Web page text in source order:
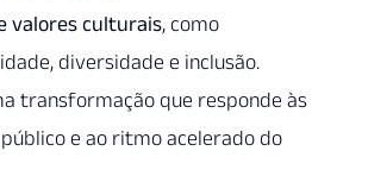
valores culturais, como
diversidade e inclusão.
transformação que responde às
e ao ritmo acelerado do